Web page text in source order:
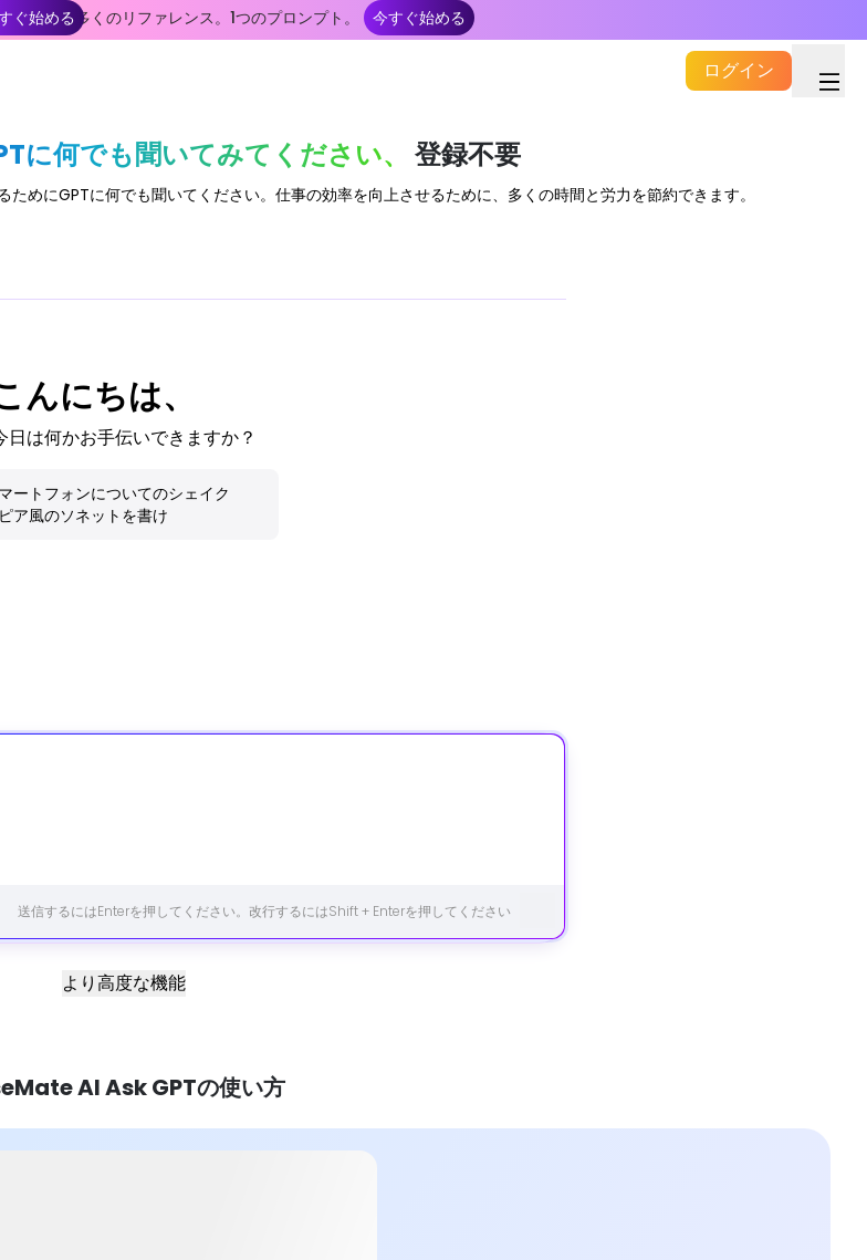
ぐ始める
。より多くのリファレンス。1つのプロンプト。 今すぐ始める
ログイン
私のライブラリ
何でも聞いてみてください、 登録不要
にGPTに何でも聞いてください。仕事の効率を向上させるために、多くの時間と労力を節約できます。
んにちは、
日は何かお手伝いできますか？
ートフォンについてのシェイク
ア風のソネットを書け
送信するにはEnterを押してください。改行するにはShift + Enterを押してください
より高度な機能
AI Ask GPTの使い方